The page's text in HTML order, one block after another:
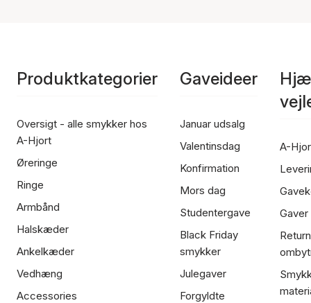
Produktkategorier
Oversigt - alle smykker hos
A-Hjort
Øreringe
Ringe
Armbånd
Halskæder
Ankelkæder
Vedhæng
Accessories
Gaveideer
Januar udsalg
Valentinsdag
Konfirmation
Mors dag
Studentergave
Black Friday
smykker
Julegaver
Forgyldte
A-